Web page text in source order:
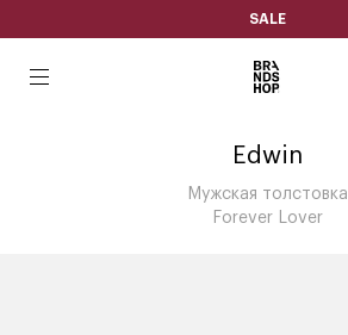
SALE
Edwin
Мужская толстовка
Forever Lover